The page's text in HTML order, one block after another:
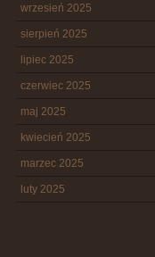
wrzesień 2025
sierpień 2025
lipiec 2025
czerwiec 2025
maj 2025
kwiecień 2025
marzec 2025
luty 2025